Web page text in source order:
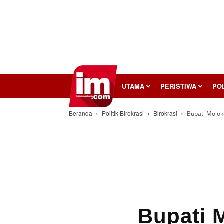
InilahMojokerto UTAMA PERISTIWA
Beranda Politik Birokrasi Birokrasi Bupati
Bupati